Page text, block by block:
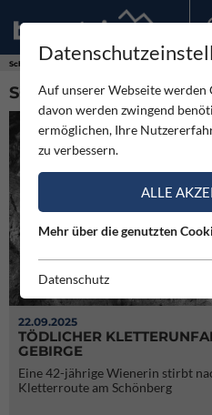
Schlagworte
SCHLAGWORT:
22.09.2025
TÖDLICHER
GEBIRGE
Eine 42-jährige Wienerin stirbt
Kletterroute am Schönberg
Auf unserer Webseite werden
davon werden zwingend
ermöglichen, Ihre
zu verbessern.
ALLE
Mehr über die genutzten
Datenschutz